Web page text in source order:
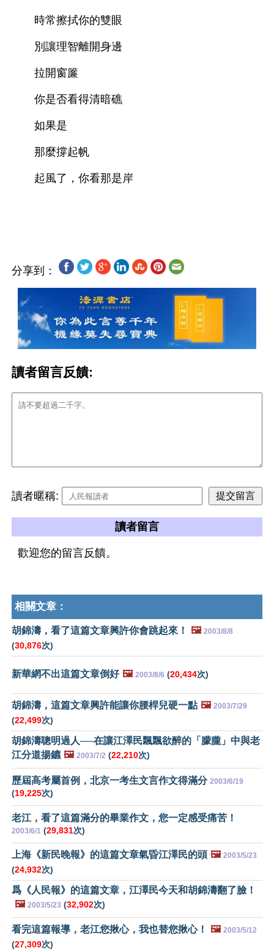
時常擦拭你的雙眼
別讓理智離開身邊
拉開窗簾
你是否看得清暗礁
如果是
那麼撐起帆
起風了，你看那是岸
分享到：
讀者留言反饋:
讀者暱稱:
讀者留言
歡迎您的留言反饋。
相關文章：
胡錦濤，看了這篇文章興許你會跳起來！ 🖼️ 2003/8/8
(30,876次)
新華網不出這篇文章倒好 🖼️ 2003/8/6 (20,434次)
胡錦濤，這篇文章興許能讓你腰桿兒硬一點 🖼️ 2003/7/29
(22,499次)
胡錦濤聰明過人──在讓江澤民飄飄欲醉的「朦朧」中與老
江分道揚鑣 🖼️ 2003/7/2 (22,210次)
歷屆高考屬首例，北京一考生文言作文得滿分 2003/6/19
(19,225次)
老江，看了這篇滿分的畢業作文，您一定感受痛苦！
2003/6/1 (29,831次)
上海《新民晚報》的這篇文章氣昏江澤民的頭 🖼️ 2003/5/23
(24,932次)
爲《人民報》的這篇文章，江澤民今天和胡錦濤翻了臉！
🖼️ 2003/5/23 (32,902次)
看完這篇報導，老江您揪心，我也替您揪心！ 🖼️ 2003/5/12
(27,309次)